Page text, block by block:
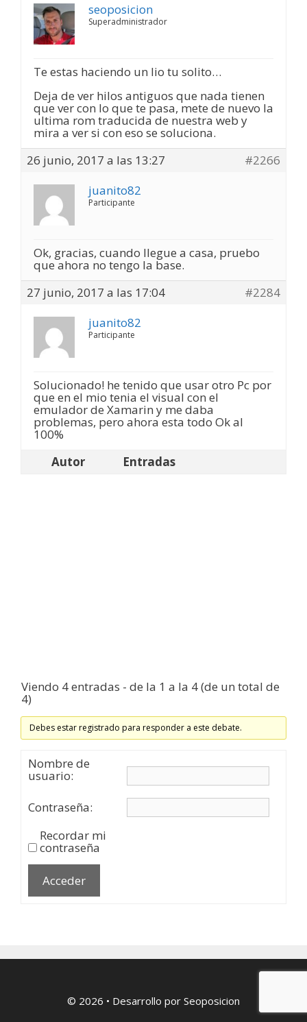
seoposicion
Superadministrador
Te estas haciendo un lio tu solito…
Deja de ver hilos antiguos que nada tienen
que ver con lo que te pasa, mete de nuevo la
ultima rom traducida de nuestra web y
mira a ver si con eso se soluciona.
26 junio, 2017 a las 13:27
#2266
juanito82
Participante
Ok, gracias, cuando llegue a casa, pruebo
que ahora no tengo la base.
27 junio, 2017 a las 17:04
#2284
juanito82
Participante
Solucionado! he tenido que usar otro Pc por
que en el mio tenia el visual con el
emulador de Xamarin y me daba
problemas, pero ahora esta todo Ok al
100%
Autor
Entradas
Viendo 4 entradas - de la 1 a la 4 (de un total de
4)
Debes estar registrado para responder a este debate.
Nombre de
usuario:
Contraseña:
Recordar mi
contraseña
Acceder
© 2026 • Desarrollo por Seoposicion